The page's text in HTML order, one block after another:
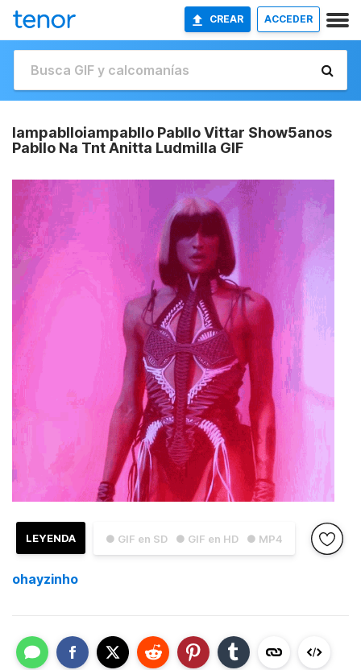
CREAR ACCEDER
Iampablloiampabllo Pabllo Vittar Show5anos
Pabllo Na Tnt Anitta Ludmilla GIF
● GIF en SD ● GIF en HD ● MP4
LEYENDA
ohayzinho